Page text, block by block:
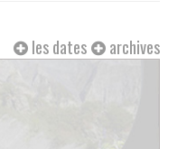
archives
les dates